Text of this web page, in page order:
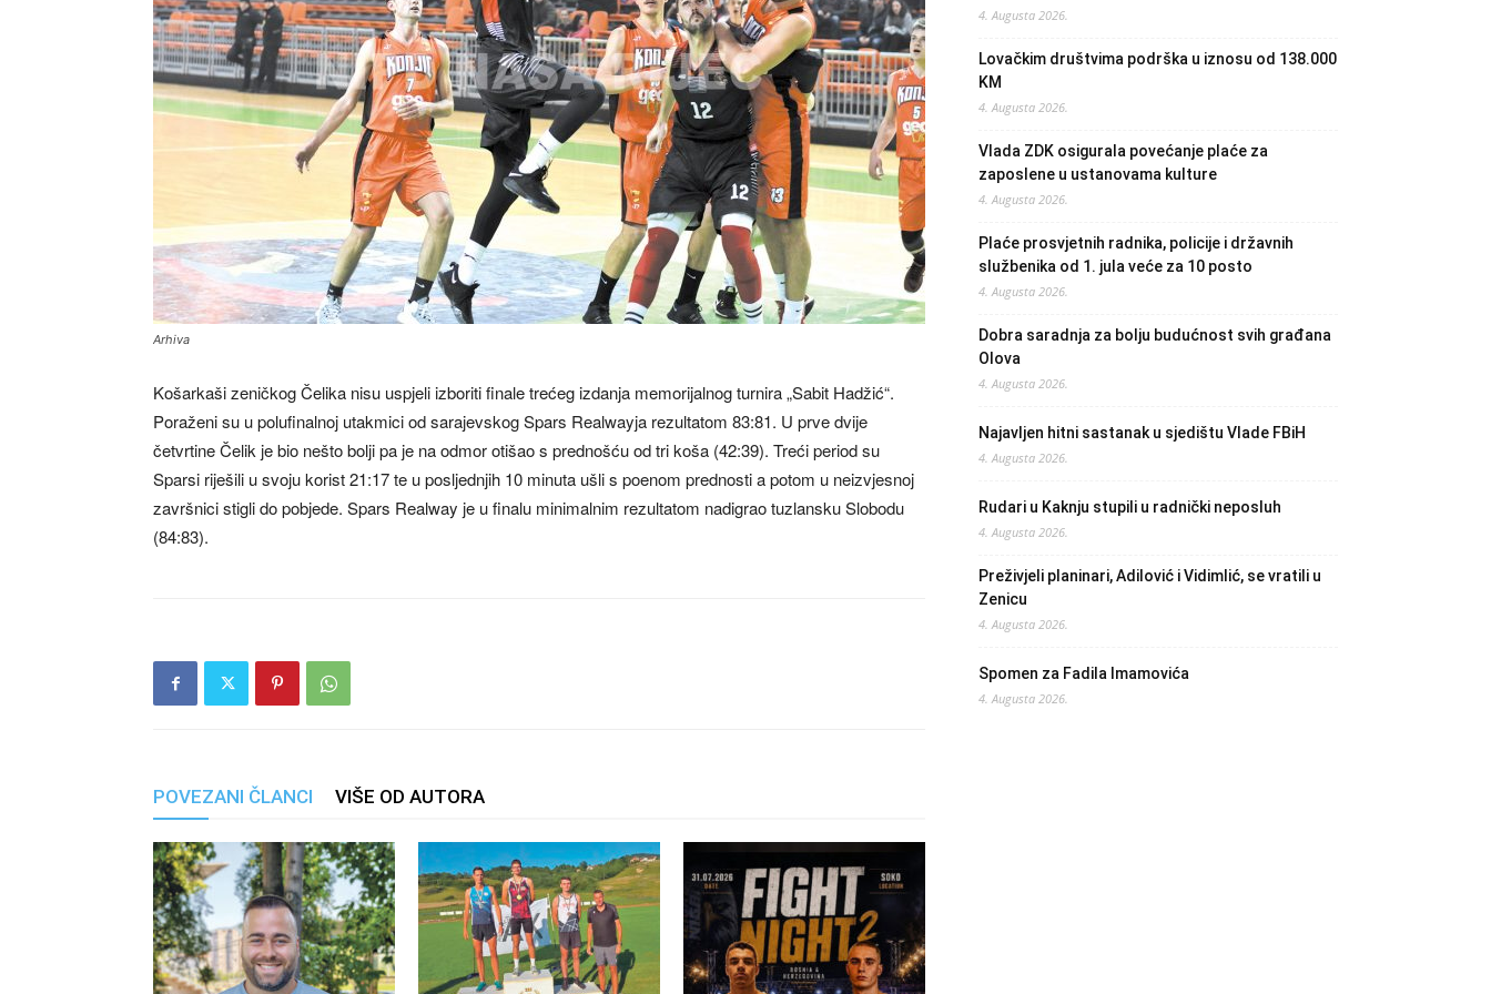
Arhiva
Košarkaši zeničkog Čelika nisu uspjeli izboriti finale trećeg izdanja memorijalnog turnira „Sabit Hadžić“.
Poraženi su u polufinalnoj utakmici od sarajevskog Spars Realwayja rezultatom 83:81. U prve dvije
četvrtine Čelik je bio nešto bolji pa je na odmor otišao s prednošću od tri koša (42:39). Treći period su
Sparsi riješili u svoju korist 21:17 te u posljednjih 10 minuta ušli s poenom prednosti a potom u neizvjesnoj
završnici stigli do pobjede. Spars Realway je u finalu minimalnim rezultatom nadigrao tuzlansku Slobodu
(84:83).
POVEZANI ČLANCI VIŠE OD AUTORA
4. Augusta 2026.
Lovačkim društvima podrška u iznosu od 138.000
KM
4. Augusta 2026.
Vlada ZDK osigurala povećanje plaće za
zaposlene u ustanovama kulture
4. Augusta 2026.
Plaće prosvjetnih radnika, policije i državnih
službenika od 1. jula veće za 10 posto
4. Augusta 2026.
Dobra saradnja za bolju budućnost svih građana
Olova
4. Augusta 2026.
Najavljen hitni sastanak u sjedištu Vlade FBiH
4. Augusta 2026.
Rudari u Kaknju stupili u radnički neposluh
4. Augusta 2026.
Preživjeli planinari, Adilović i Vidimlić, se vratili u
Zenicu
4. Augusta 2026.
Spomen za Fadila Imamovića
4. Augusta 2026.